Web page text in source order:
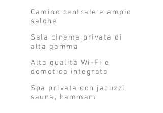
Camino centrale e ampio
salone
Sala cinema privata di
alta gamma
Alta qualità Wi-Fi e
domotica integrata
Spa privata con jacuzzi,
sauna, hammam